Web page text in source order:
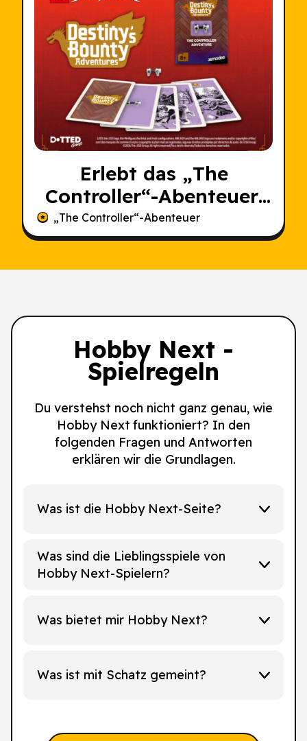
Erlebt das „The
Controller“-Abenteuer,
bevor es jemand
anderes tut
„The Controller“-Abenteuer
Hobby Next -
Spielregeln
Du verstehst noch nicht ganz genau, wie
Hobby Next funktioniert? In den
folgenden Fragen und Antworten
erklären wir die Grundlagen.
Was ist die Hobby Next-Seite?
Was sind die Lieblingsspiele von
Hobby Next-Spielern?
Was bietet mir Hobby Next?
Was ist mit Schatz gemeint?